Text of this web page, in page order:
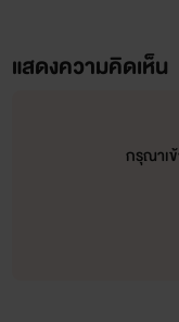
แสดงความคิดเห็น
กรุณาเ